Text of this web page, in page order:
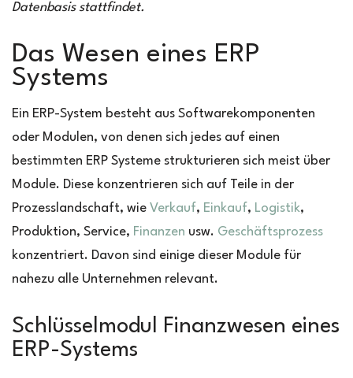
Datenbasis stattfindet.
Das Wesen eines ERP
Systems
Ein ERP-System besteht aus Softwarekomponenten
oder Modulen, von denen sich jedes auf einen
bestimmten ERP Systeme strukturieren sich meist über
Module. Diese konzentrieren sich auf Teile in der
Prozesslandschaft, wie Verkauf, Einkauf, Logistik,
Produktion, Service, Finanzen usw. Geschäftsprozess
konzentriert. Davon sind einige dieser Module für
nahezu alle Unternehmen relevant.
Schlüsselmodul Finanzwesen eines
ERP-Systems